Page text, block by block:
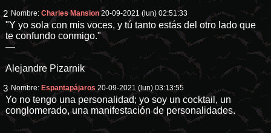
2 Nombre:Charles Mansion 20-09-2021 (lun) 02:51:33
"Y yo sola con mis voces, y tú tanto estás del otro lado que
te confundo conmigo."
—
Alejandre Pizarnik
3 Nombre: Espantapájaros 20-09-2021 (lun) 03:13:55
Yo no tengo una personalidad; yo soy un cocktail, un
conglomerado, una manifestación de personalidades.